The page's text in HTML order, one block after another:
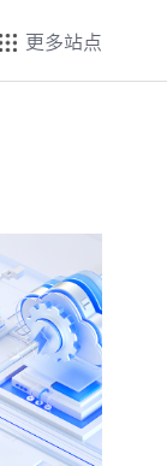
更多站点